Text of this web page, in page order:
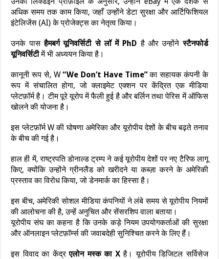
अधिक समय तक काम किया, जहाँ उन्होंने डेटा सुरक्षा और आर्टिफिशियल
इंटेलिजेंस (AI) के प्रोजेक्ट्स का नेतृत्व किया।
उनके पासहैमबर्ग यूनिवर्सिटी से लॉ में PhD है और उन्होंनेस्टैनफोर्ड
यूनिवर्सिटीमें भी अध्ययन किया है।
कानूनी रूप से, W“We Don’t Have Time”का सहायक कंपनी के
रूप में संचालित होगा, जो क्लाइमेट एक्शन पर केंद्रित एक मीडिया
प्लेटफ़ॉर्म है। टीम पूरे यूरोप में फैली हुई है और बर्लिन तथा पेरिस में ऑफिस
खोलने की योजना है।
इस प्लेटफ़ॉर्म W की घोषणा अमेरिका और यूरोपीय देशों के बीच बढ़ते तनाव
के बीच की गई है।
हाल ही में, राष्ट्रपति डोनाल्ड ट्रम्प ने कई यूरोपीय देशों पर नए टैरिफ लागू
किए, क्योंकि उन्होंने ग्रीनलैंड को खरीदने या कब्ज़ा करने के अमेरिकी
प्रस्ताव का विरोध किया, जो डेनमार्क का हिस्सा है।
इस बीच, अमेरिकी सोशल मीडिया कंपनियों ने लंबे समय से यूरोपीय नियमों
की आलोचना की है, उन्हें अनुचित और सेंसरशिप वाला बताया।
यूरोपीय संघ का कहना है कि उनके कड़े नियम उपयोगकर्ताओं की सुरक्षा
और ऑनलाइन प्लेटफ़ॉर्म्स की जवाबदेही सुनिश्चित करने के लिए हैं।
इस विवाद का केंद्रएलोन मस्क का Xहै। यूरोपीय डिजिटल सर्विसेज